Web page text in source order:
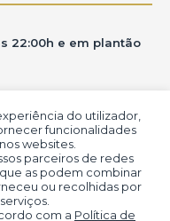
do utilizador,
funcionalidades
websites.
parceiros de redes
as podem combinar
ou recolhidas por
com a Política de
22:00h e em plantão
Lourenço - MG